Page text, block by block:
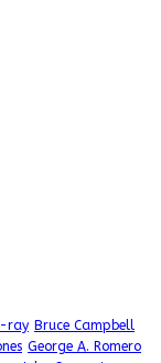
ray Bruce Campbell
George A. Romero